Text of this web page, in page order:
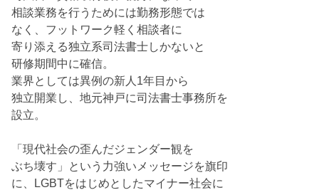
相談業務を行うためには勤務形態では
なく、フットワーク軽く相談者に
寄り添える独立系司法書士しかないと
研修期間中に確信。
業界としては異例の新人1年目から
独立開業し、地元神戸に司法書士事務所を
設立。
「現代社会の歪んだジェンダー観を
ぶち壊す」という力強いメッセージを旗印
に、LGBTをはじめとしたマイナー社会に